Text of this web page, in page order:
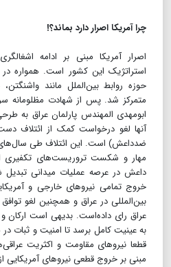
چرا آمریکا اصرار دارد بماند؟!
اصرار آمریکا مبنی بر ادامه
استراتژیک این کشور است. همواره در
حوزه روابط بین‌الملل مانند
متمرکز شد. پس از شهادت مظلومانه
ابومهدی المهندس پارلمان عراق به
آنها لغو درخواست کمک از ائتلاف
ضدداعش) است. این ائتلاف طی سال‌های
مهار و شکست تروریست‌های تکفیری
داعش در عرصه عملیات میدانی تبدیل
خروج تمامی نیروهای خارجی و
بین‌المللی در عراق و همچنین لغو
عراق رای داده‌است. بدیهی است ارکان
به عینیت کامل برسد تا امنیت و ثبات در
قطعا نیروهای مقاومت و اکثریت
مبنی بر خروج قطعی نیروهای آمریکایی